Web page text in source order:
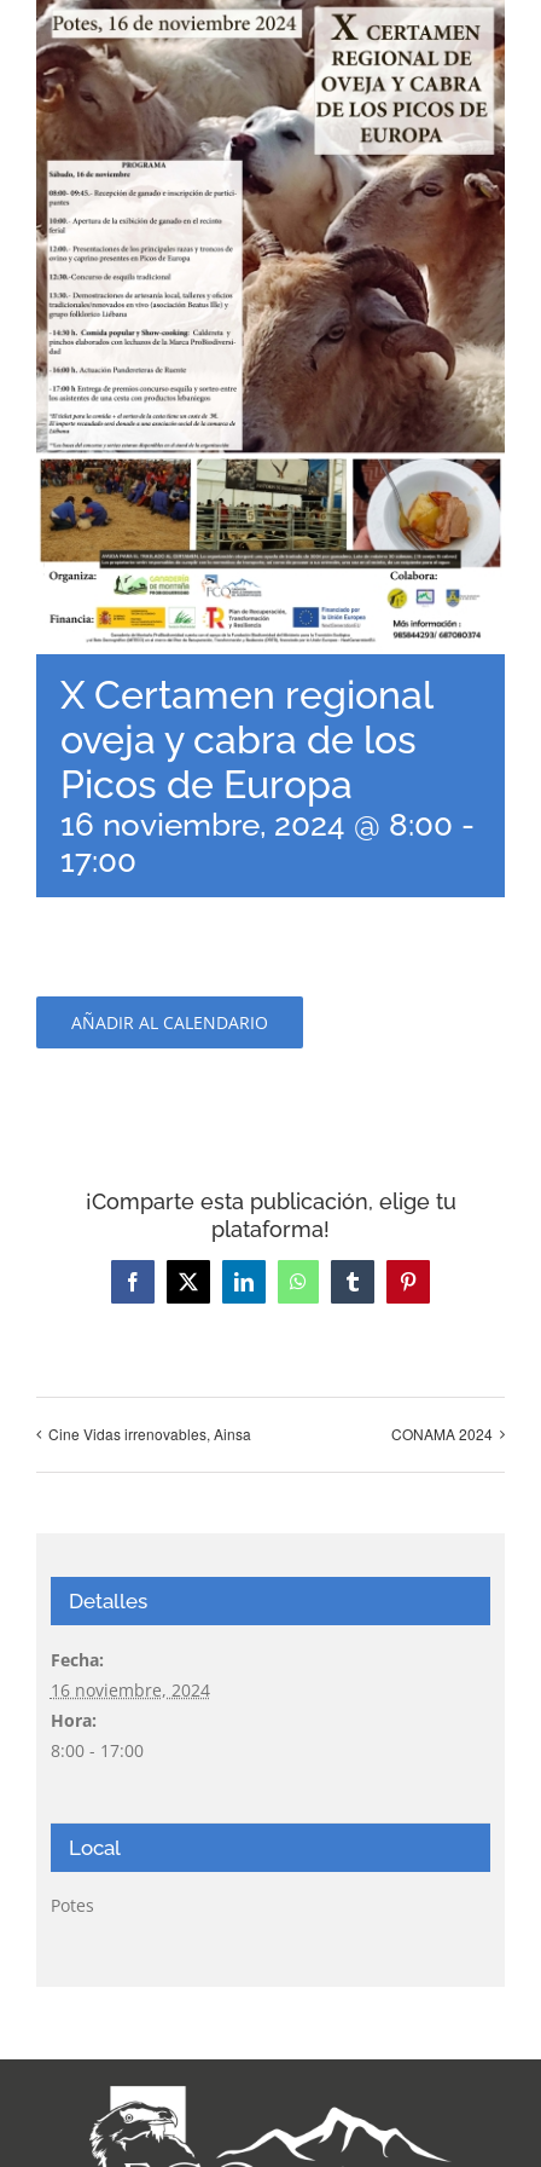
RECURSOS
NOTICIAS
CONTACTO
CARRITO
X Certamen regional
oveja y cabra de los
Picos de Europa
16 noviembre, 2024 @ 8:00 -
17:00
AÑADIR AL CALENDARIO
¡Comparte esta publicación, elige tu
plataforma!
Facebook
X LinkedInWhatsAppTumblrPinterest
Cine Vidas irrenovables, Ainsa CONAMA 2024
Detalles
Fecha:
16 noviembre, 2024
Hora:
8:00 - 17:00
Local
Potes